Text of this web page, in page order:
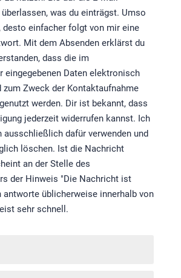
was du einträgst. Umso
desto einfacher folgt von mir eine
Mit dem Absenden erklärst du
dass die im
eingegebenen Daten elektronisch
zum Zweck der Kontaktaufnahme
werden. Dir ist bekannt, dass
jederzeit widerrufen kannst. Ich
ausschließlich dafür verwenden und
löschen. Ist die Nachricht
an der Stelle des
der Hinweis "Die Nachricht ist
antworte üblicherweise innerhalb von
sehr schnell.